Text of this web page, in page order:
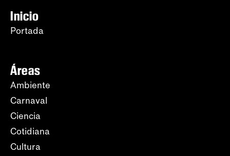
Inicio
Portada
Áreas
Ambiente
Carnaval
Ciencia
Cotidiana
Cultura